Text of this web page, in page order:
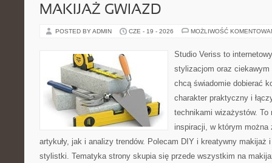
MAKIJAŻ GWIAZD
POSTED BY ADMIN CZE - 19 - 2026 MOŻLIWOŚĆ
Studio Veriss to
stylizacjom oraz ciekawym
chcą świadomie dobierać
charakter praktyczny i
technikami wizażystów. To
inspiracji, w którym
artykuły, jak i analizy trendów. Polecam DIY i kreatywny makijaż
stylistki. Tematyka strony skupia się przede wszystkim na